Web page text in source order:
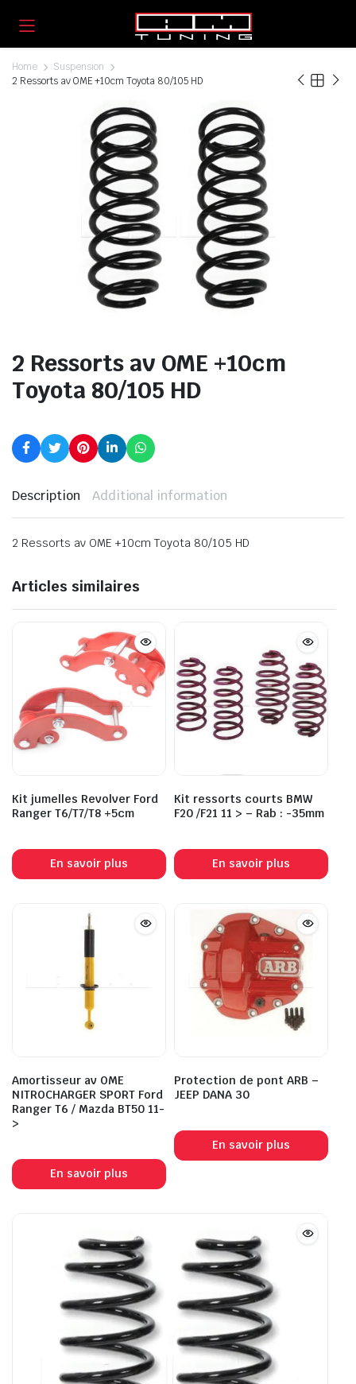
Home
Suspension
2 Ressorts av OME +10cm Toyota 80/105 HD
2 Ressorts av OME +10cm
Toyota 80/105 HD
Description Additional information
2 Ressorts av OME +10cm Toyota 80/105 HD
Articles similaires
Kit jumelles Revolver Ford
Ranger T6/T7/T8 +5cm
En savoir plus
Kit ressorts courts BMW
F20 /F21 11 > – Rab : -35mm
En savoir plus
Amortisseur av OME
NITROCHARGER SPORT Ford
Ranger T6 / Mazda BT50 11-
>
En savoir plus
Protection de pont ARB –
JEEP DANA 30
En savoir plus